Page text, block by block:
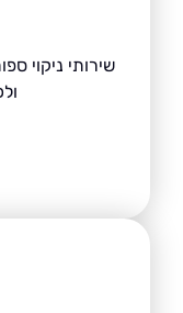
שירותי ניקוי ספות
ולכלוך